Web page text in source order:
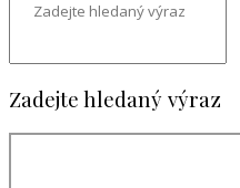
Zadejte hledaný výraz